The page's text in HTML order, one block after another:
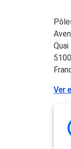
Quai
Ver